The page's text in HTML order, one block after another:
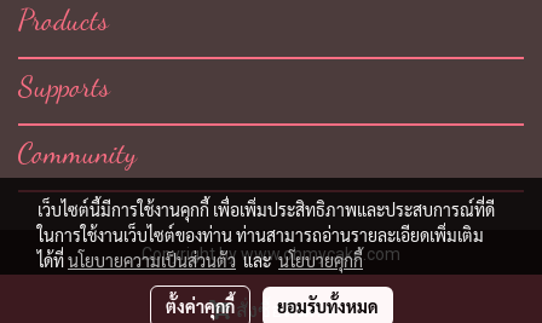
สั่งซื้อสินค้า
Products
Supports
Community
Copyright by www.ohmycake.com
ผู้เข้าชมวันนี้
เว็บไซต์นี้มีการใช้งานคุกกี้ เพื่อเพิ่มประสิทธิภาพและประสบการณ์ที่ดี
ในการใช้งานเว็บไซต์ของท่าน ท่านสามารถอ่านรายละเอียดเพิ่มเติม
ได้ที่นโยบายความเป็นส่วนตัว และนโยบายคุกกี้
ตั้งค่าคุกกี้ ยอมรับทั้งหมด